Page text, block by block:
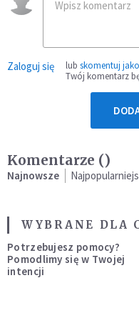
Zaloguj się lub skomentuj
Twój komentarz
Komentarze ()
Najnowsze
WYBRANE DLA
Potrzebujesz pomocy?
Pomodlimy się w Twojej
intencji